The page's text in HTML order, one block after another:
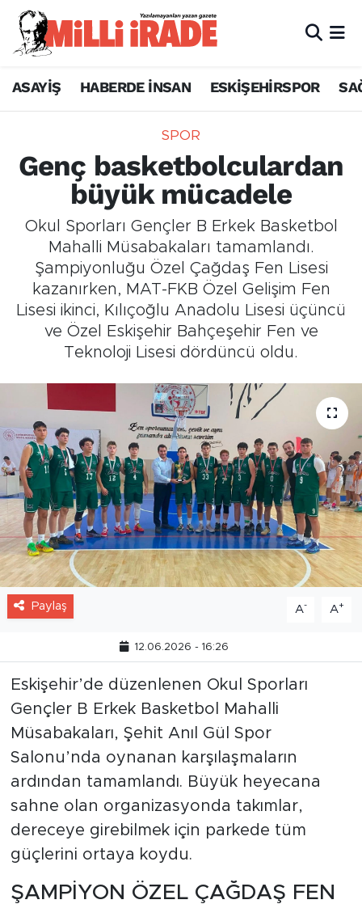
ASAYİŞ HABERDE İNSAN ESKİŞEHİRSPOR
SPOR
Genç basketbolculardan
büyük mücadele
Okul Sporları Gençler B Erkek Basketbol
Mahalli Müsabakaları tamamlandı.
Şampiyonluğu Özel Çağdaş Fen Lisesi
kazanırken, MAT-FKB Özel Gelişim Fen
Lisesi ikinci, Kılıçoğlu Anadolu Lisesi üçüncü
ve Özel Eskişehir Bahçeşehir Fen ve
Teknoloji Lisesi dördüncü oldu.
Paylaş A- A+
12.06.2026 - 16:26
Eskişehir’de düzenlenen Okul Sporları
Gençler B Erkek Basketbol Mahalli
Müsabakaları, Şehit Anıl Gül Spor
Salonu’nda oynanan karşılaşmaların
ardından tamamlandı. Büyük heyecana
sahne olan organizasyonda takımlar,
dereceye girebilmek için parkede tüm
güçlerini ortaya koydu.
ŞAMPİYON ÖZEL ÇAĞDAŞ FEN